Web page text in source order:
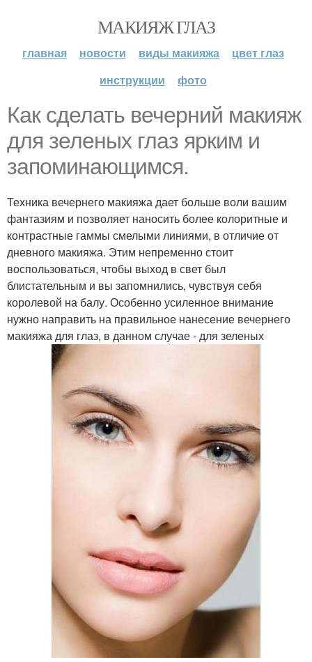
МАКИЯЖ ГЛАЗ
главная новости виды макияжа
цвет глаз
инструкции
фото
Как сделать вечерний макияж
для зеленых глаз ярким и
запоминающимся.
Техника вечернего макияжа дает больше воли вашим
фантазиям и позволяет наносить более колоритные и
контрастные гаммы смелыми линиями, в отличие от
дневного макияжа. Этим непременно стоит
воспользоваться, чтобы выход в свет был
блистательным и вы запомнились, чувствуя себя
королевой на балу. Особенно усиленное внимание
нужно направить на правильное нанесение вечернего
макияжа для глаз, в данном случае - для зеленых